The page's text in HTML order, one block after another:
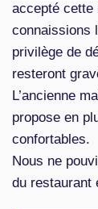
accepté cette
connaissions
privilège de
resteront
L’ancienne
propose en
confortables.
Nous ne
du restaurant